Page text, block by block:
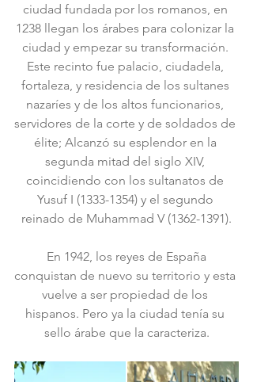
ciudad fundada por los romanos, en
1238 llegan los árabes para colonizar la
ciudad y empezar su transformación.
Este recinto fue palacio, ciudadela,
fortaleza, y residencia de los sultanes
nazaríes y de los altos funcionarios,
servidores de la corte y de soldados de
élite; Alcanzó su esplendor en la
segunda mitad del siglo XIV,
coincidiendo con los sultanatos de
Yusuf I (1333-1354) y el segundo
reinado de Muhammad V (1362-1391).
conquistan de nuevo su territorio y esta
vuelve a ser propiedad de los
hispanos. Pero ya la ciudad tenía su
sello árabe que la caracteriza.